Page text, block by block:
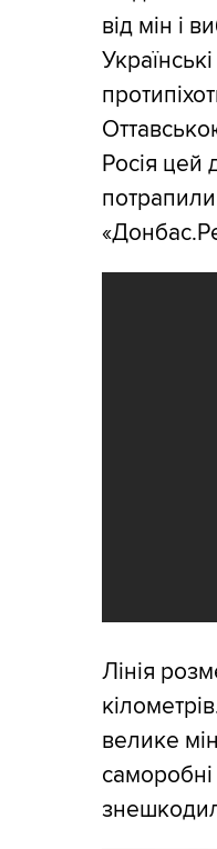
від мін і
Росія цей
Лінія
велике
саморобні